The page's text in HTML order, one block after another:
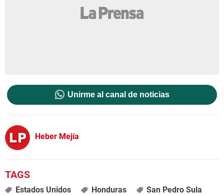
Unirme al canal de noticias
Heber Mejía
Estados Unidos Honduras San Pedro Sula